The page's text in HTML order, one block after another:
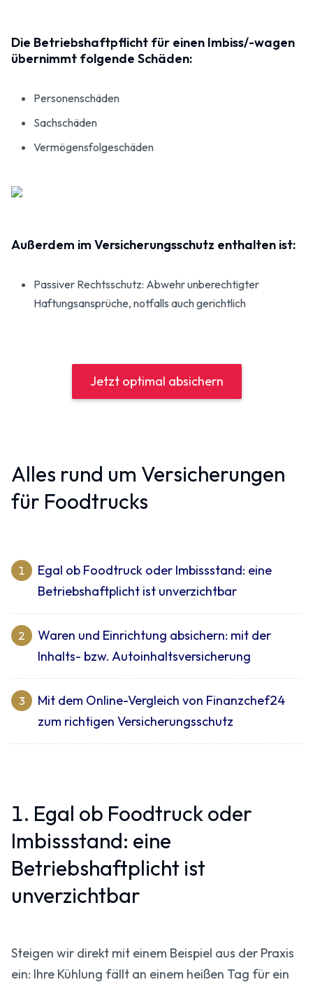
Die Betriebshaftpflicht für einen Imbiss/-wagen
übernimmt folgende Schäden:
Personenschäden
Sachschäden
Vermögensfolgeschäden
Außerdem im Versicherungsschutz enthalten ist:
Passiver Rechtsschutz: Abwehr unberechtigter
Haftungsansprüche, notfalls auch gerichtlich
Jetzt optimal absichern
Alles rund um Versicherungen
für Foodtrucks
1
Egal ob Foodtruck oder Imbissstand: eine
Betriebshaftplicht ist unverzichtbar
2
Waren und Einrichtung absichern: mit der
Inhalts- bzw. Autoinhalts­versicherung
3
Mit dem Online-Vergleich von Finanzchef24
zum richtigen Versicherungsschutz
1. Egal ob Foodtruck oder
Imbissstand: eine
Betriebshaftplicht ist
unverzichtbar
Steigen wir direkt mit einem Beispiel aus der Praxis
ein: Ihre Kühlung fällt an einem heißen Tag für ein